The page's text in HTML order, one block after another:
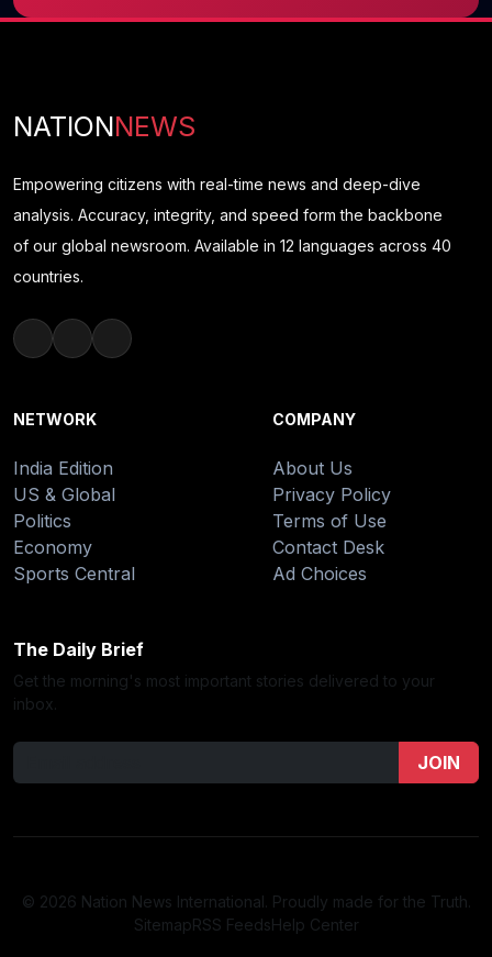
NATIONNEWS
Empowering citizens with real-time news and deep-dive
analysis. Accuracy, integrity, and speed form the backbone
of our global newsroom. Available in 12 languages across 40
countries.
NETWORK
India Edition
US & Global
Politics
Economy
Sports Central
COMPANY
About Us
Privacy Policy
Terms of Use
Contact Desk
Ad Choices
The Daily Brief
Get the morning's most important stories delivered to your
inbox.
JOIN
© 2026 Nation News International. Proudly made for the Truth.
SitemapRSS FeedsHelp Center